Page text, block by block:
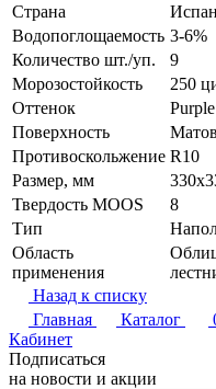
Страна
Водопоглощаемость 3-6%
Количество шт./уп.
9
Морозостойкость
250
Оттенок
Purple
Поверхность
Противоскольжение R10
Размер, мм
Твердость MOOS
8
Тип
Область
применения
Назад к списку
Главная
Каталог
Кабинет
Подписаться
на новости и акции